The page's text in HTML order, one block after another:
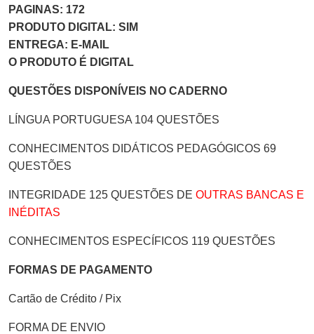
PAGINAS: 172
PRODUTO DIGITAL: SIM
ENTREGA: E-MAIL
O PRODUTO É DIGITAL
QUESTÕES DISPONÍVEIS NO CADERNO
LÍNGUA PORTUGUESA 104 QUESTÕES
CONHECIMENTOS DIDÁTICOS PEDAGÓGICOS 69
QUESTÕES
INTEGRIDADE 125 QUESTÕES DE OUTRAS BANCAS E
INÉDITAS
CONHECIMENTOS ESPECÍFICOS 119 QUESTÕES
FORMAS DE PAGAMENTO
Cartão de Crédito / Pix
FORMA DE ENVIO